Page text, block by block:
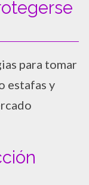
para tomar
estafas y